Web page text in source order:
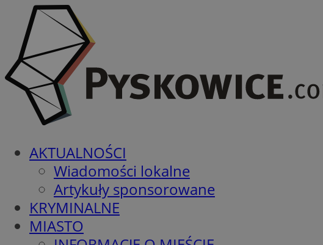
AKTUALNOŚCI
Wiadomości lokalne
Artykuły sponsorowane
KRYMINALNE
MIASTO